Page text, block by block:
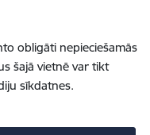
obligāti nepieciešamās
šajā vietnē var tikt
sīkdatnes.